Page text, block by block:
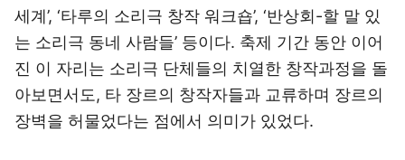
세계’, ‘타루의 소리극 창작 워크숍’, ‘반상회-할 말 있
는 소리극 동네 사람들’ 등이다. 축제 기간 동안 이어
진 이 자리는 소리극 단체들의 치열한 창작과정을 돌
아보면서도, 타 장르의 창작자들과 교류하며 장르의
장벽을 허물었다는 점에서 의미가 있었다.